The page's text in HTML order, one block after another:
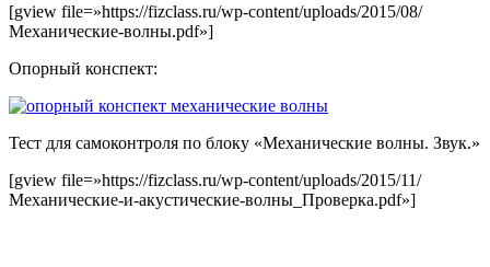
[gview file=»https://fizclass.ru/wp-content/uploads/2015/08/
Механические-волны.pdf»]
Опорный конспект:
Тест для самоконтроля по блоку «Механические волны. Звук.»
[gview file=»https://fizclass.ru/wp-content/uploads/2015/11/
Механические-и-акустические-волны_Проверка.pdf»]